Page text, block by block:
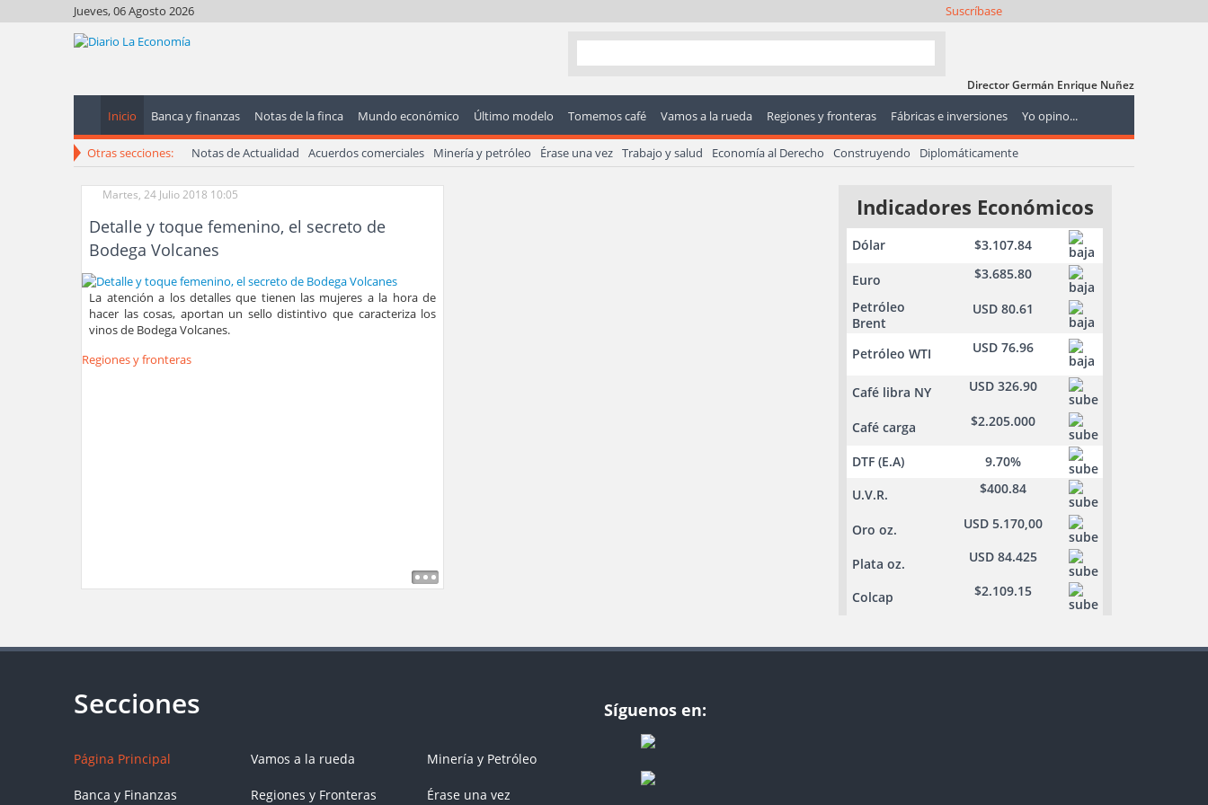
Jueves, 06 Agosto 2026 Suscríbase
Director Germán Enrique Nuñez
Inicio Banca y finanzas Notas de la finca Mundo económico Último modelo Tomemos café Vamos a la rueda Regiones y fronteras Fábricas e inversiones Yo opino...
Otras secciones: Notas de Actualidad Acuerdos comerciales Minería y petróleo Érase una vez Trabajo y salud Economía al Derecho Construyendo Diplomáticamente
Martes, 24 Julio 2018 10:05
Detalle y toque femenino, el secreto de
Bodega Volcanes
La atención a los detalles que tienen las mujeres a la hora de
hacer las cosas, aportan un sello distintivo que caracteriza los
vinos de Bodega Volcanes.
Regiones y fronteras
Indicadores Económicos
Dólar $3.107.84
Euro
$3.685.80
Petróleo
Brent
USD 80.61
Petróleo WTI USD 76.96
Café libra NY USD 326.90
Café carga $2.205.000
DTF (E.A)
9.70%
U.V.R.
$400.84
Oro oz. USD 5.170,00
Plata oz. USD 84.425
Colcap $2.109.15
Página Principal
Banca y Finanzas
Vamos a la rueda
Regiones y Fronteras
Minería y Petróleo
Érase una vez
Síguenos en: